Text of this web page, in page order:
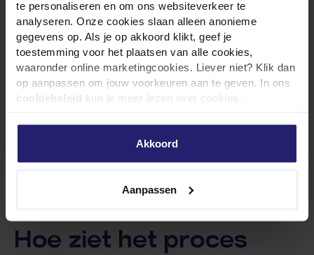
te personaliseren en om ons websiteverkeer te
analyseren. Onze cookies slaan alleen anonieme
gegevens op. Als je op akkoord klikt, geef je
toestemming voor het plaatsen van alle cookies,
waaronder online marketingcookies. Liever niet? Klik dan
op aanpassen om jouw voorkeuren aan te geven. In ons
cookiebeleid kun je meer lezen over cookies.
Akkoord
Aanpassen
mogelijkheden?
Ervaar het behaaglijke gevoel van een
nieuwbouwwoning.
Prijs berekenen
Hoe ziet het proces